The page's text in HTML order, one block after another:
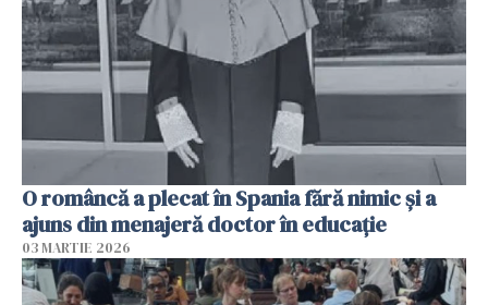
O româncă a plecat în Spania fără nimic și a
ajuns din menajeră doctor în educație
03 MARTIE 2026